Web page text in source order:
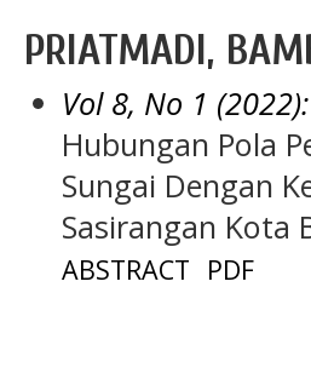
PRIATMADI,
Vol 8, No 1
Hubungan Pola
Sungai Dengan
Sasirangan Kota
ABSTRACT PDF